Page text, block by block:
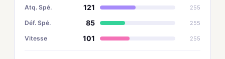
Atq. Spé. 121 255
Déf. Spé. 85 255
Vitesse 101 255